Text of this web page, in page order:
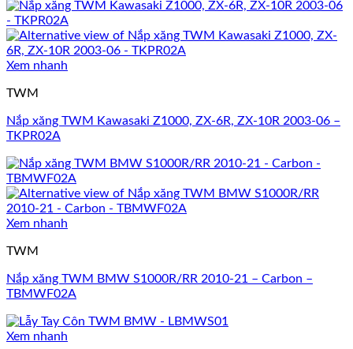
Xem nhanh
TWM
Nắp xăng TWM Kawasaki Z1000, ZX-6R, ZX-10R 2003-06 –
TKPR02A
Xem nhanh
TWM
Nắp xăng TWM BMW S1000R/RR 2010-21 – Carbon –
TBMWF02A
Xem nhanh